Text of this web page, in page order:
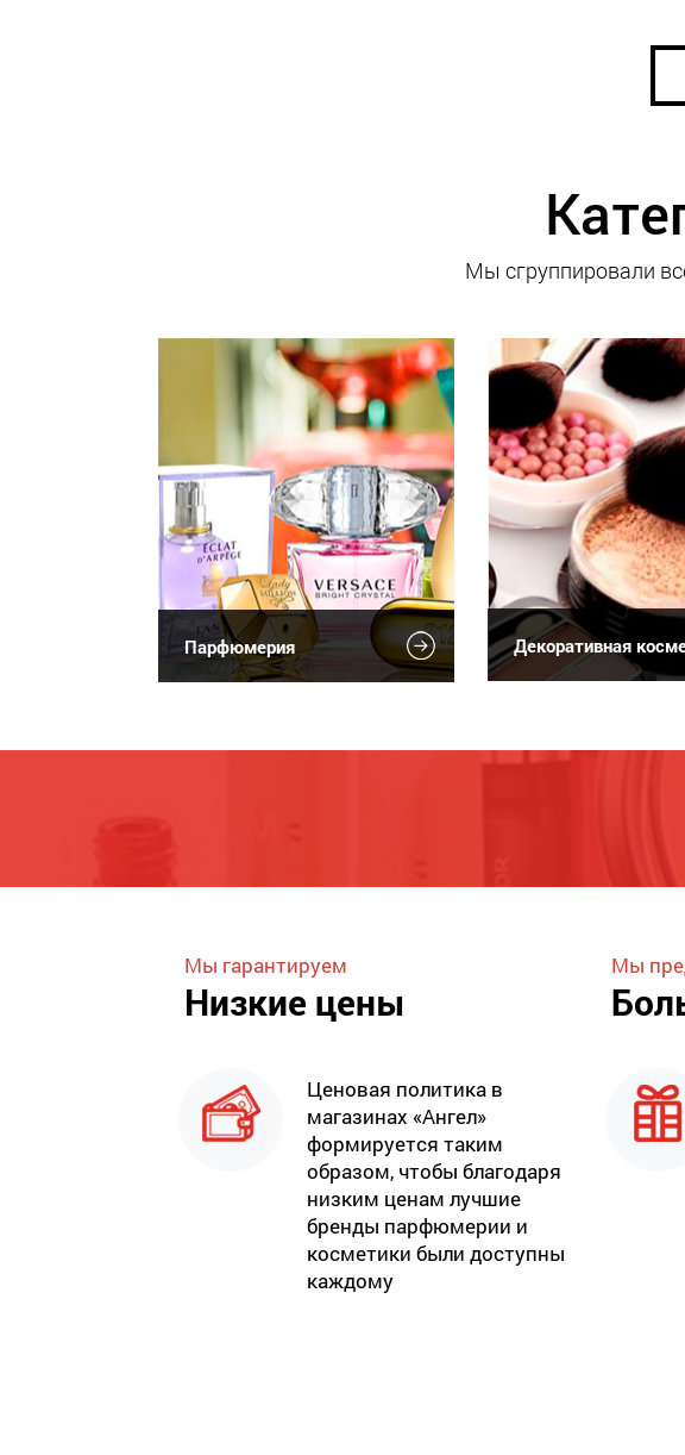
Мы сгруппировали
Парфюмерия Декоративная
Мы гарантируем
Низкие цены
Ценовая политика в
магазинах «Ангел»
формируется таким
образом, чтобы благодаря
низким ценам лучшие
бренды парфюмерии и
косметики были доступны
каждому
Мы